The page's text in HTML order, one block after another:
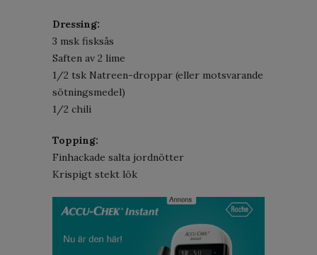
Dressing:
3 msk fisksås
Saften av 2 lime
1/2 tsk Natreen-droppar (eller motsvarande
sötningsmedel)
1/2 chili
Topping:
Finhackade salta jordnötter
Krispigt stekt lök